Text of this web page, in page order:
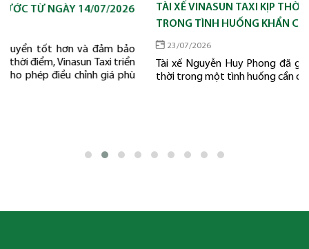
14/07/2026
và đảm bảo
Taxi triển
chỉnh giá phù
TÀI XẾ VINASUN TAXI KỊP THỜI HỖ TRỢ
TRONG TÌNH HUỐNG KHẨN CẤP
23/07/2026
Tài xế Nguyễn Huy Phong đã góp phần hỗ
thời trong một tình huống cần cấp cứu khẩn